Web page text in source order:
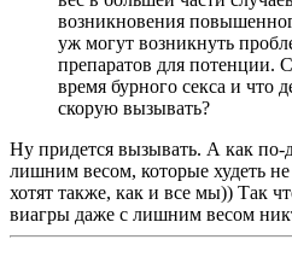
возникновения
уж могут возникнуть
препаратов для потенции.
время бурного секса и что
скорую вызывать?
Ну придется вызывать. А как по-
лишним весом, которые худеть
хотят также, как и все мы)) Так
виагры даже с лишним весом